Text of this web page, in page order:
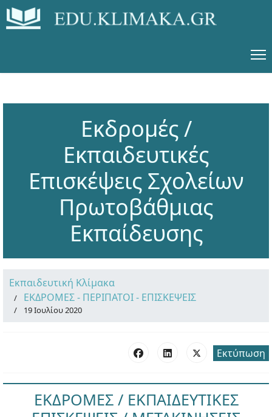
Εκδρομές /
Εκπαιδευτικές
Επισκέψεις Σχολείων
Πρωτοβάθμιας
Εκπαίδευσης
Εκπαιδευτική Κλίμακα
ΕΚΔΡΟΜΕΣ - ΠΕΡΙΠΑΤΟΙ - ΕΠΙΣΚΕΨΕΙΣ
19 Ιουλίου 2020
Εκτύπωση
ΕΚΔΡΟΜΕΣ / ΕΚΠΑΙΔΕΥΤΙΚΕΣ